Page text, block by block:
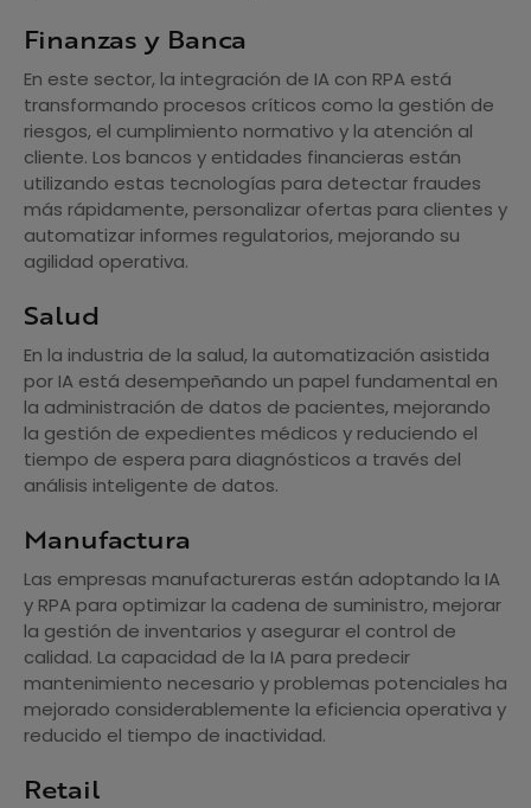
Finanzas y Banca
En este sector, la integración de IA con RPA está
transformando procesos críticos como la gestión de
riesgos, el cumplimiento normativo y la atención al
cliente. Los bancos y entidades financieras están
utilizando estas tecnologías para detectar fraudes
más rápidamente, personalizar ofertas para clientes y
automatizar informes regulatorios, mejorando su
agilidad operativa.
Salud
En la industria de la salud, la automatización asistida
por IA está desempeñando un papel fundamental en
la administración de datos de pacientes, mejorando
la gestión de expedientes médicos y reduciendo el
tiempo de espera para diagnósticos a través del
análisis inteligente de datos.
Manufactura
Las empresas manufactureras están adoptando la IA
y RPA para optimizar la cadena de suministro, mejorar
la gestión de inventarios y asegurar el control de
calidad. La capacidad de la IA para predecir
mantenimiento necesario y problemas potenciales ha
mejorado considerablemente la eficiencia operativa y
reducido el tiempo de inactividad.
Retail